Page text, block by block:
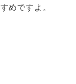
めですよ。